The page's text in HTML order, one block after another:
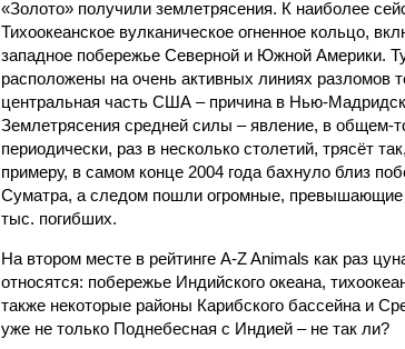
«Золото» получили землетрясения. К наиболее
Тихоокеанское вулканическое огненное кольцо,
западное побережье Северной и Южной Америки.
расположены на очень активных линиях разломов
центральная часть США – причина в Нью-
Землетрясения средней силы – явление, в общем-
периодически, раз в несколько столетий, трясёт
примеру, в самом конце 2004 года бахнуло близ
Суматра, а следом пошли огромные, превышающие
тыс. погибших.
На втором месте в рейтинге A-Z Animals как раз
относятся: побережье Индийского океана,
также некоторые районы Карибского бассейна и
уже не только Поднебесная с Индией – не так ли?